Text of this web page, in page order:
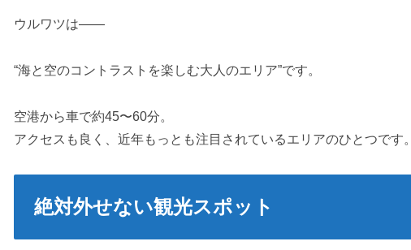
ウルワツは――
“海と空のコントラストを楽しむ大人のエリア”です。
空港から車で約45〜60分。
アクセスも良く、近年もっとも注目されているエリアのひとつです。
絶対外せない観光スポット